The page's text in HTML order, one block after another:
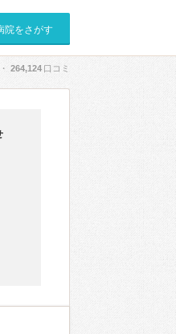
院をさがす
264,124 口コミ